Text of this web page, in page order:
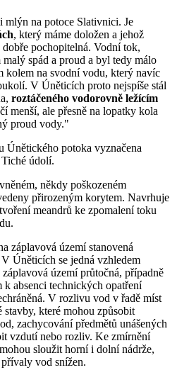
mlýn na potoce Slativnici. Je
, který máme doložen a jehož
pochopitelná. Vodní tok,
spád a proud a byl tedy málo
kolem na svodní vodu, který navíc
V Úněticích proto nejspíše stál
roztáčeného vodorovně ležícím
menší, ale přesně na lopatky kola
proud vody."
Únětického potoka vyznačena
údolí.
někdy poškozeném
přirozeným korytem. Navrhuje
meandrů ke zpomalení toku
záplavová území stanovená
Úněticích se jedná vzhledem
území průtočná, případně
k absenci technických opatření
V rozlivu vod v řadě míst
které mohou způsobit
zachycování předmětů unášených
vzdutí nebo rozliv. Ke zmírnění
sloužit horní i dolní nádrže,
vod snížen.